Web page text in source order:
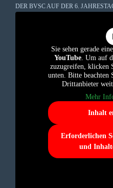
DER BVSC AUF DER 6.
Sie sehen gerade
YouTube. Um auf
zuzugreifen, klicken
unten. Bitte beachten
Drittanbieter
Mehr
Inhalt
Erforderlichen
und